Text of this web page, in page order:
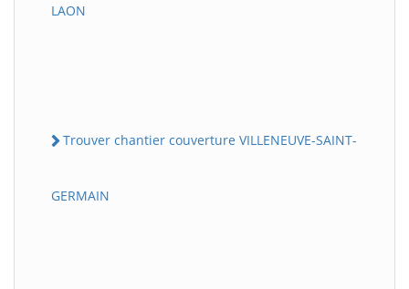
LAON
Trouver chantier couverture VILLENEUVE-SAINT-
GERMAIN